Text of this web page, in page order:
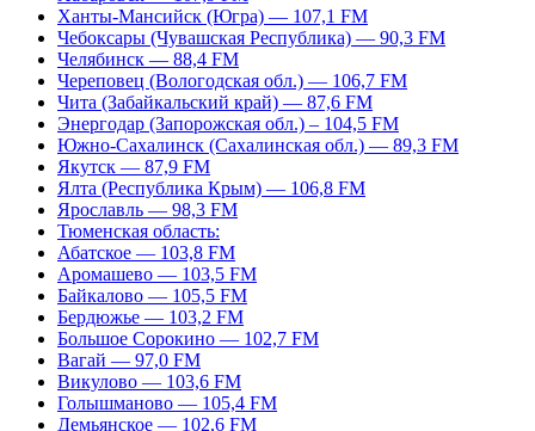
Ханты-Мансийск (Югра) — 107,1 FM
Чебоксары (Чувашская Республика) — 90,3 FM
Челябинск — 88,4 FM
Череповец (Вологодская обл.) — 106,7 FM
Чита (Забайкальский край) — 87,6 FM
Энергодар (Запорожская обл.) – 104,5 FM
Южно-Сахалинск (Сахалинская обл.) — 89,3 FM
Якутск — 87,9 FM
Ялта (Республика Крым) — 106,8 FM
Ярославль — 98,3 FM
Тюменская область:
Абатское — 103,8 FM
Аромашево — 103,5 FM
Байкалово — 105,5 FM
Бердюжье — 103,2 FM
Большое Сорокино — 102,7 FM
Вагай — 97,0 FM
Викулово — 103,6 FM
Голышманово — 105,4 FM
Демьянское — 102,6 FM